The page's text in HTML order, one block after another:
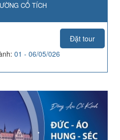
CỔ TÍCH
Đặt tour
01 - 06/05/026